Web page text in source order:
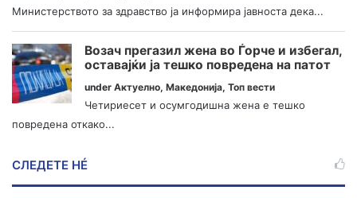
Министерството за здравство ја информира јавноста дека...
Возач прегазил жена во Ѓорче и избегал,
оставајќи ја тешко повредена на патот
under Актуелно, Македонија, Топ вести
Четириесет и осумгодишна жена е тешко
повредена откако...
СЛЕДЕТЕ НÉ